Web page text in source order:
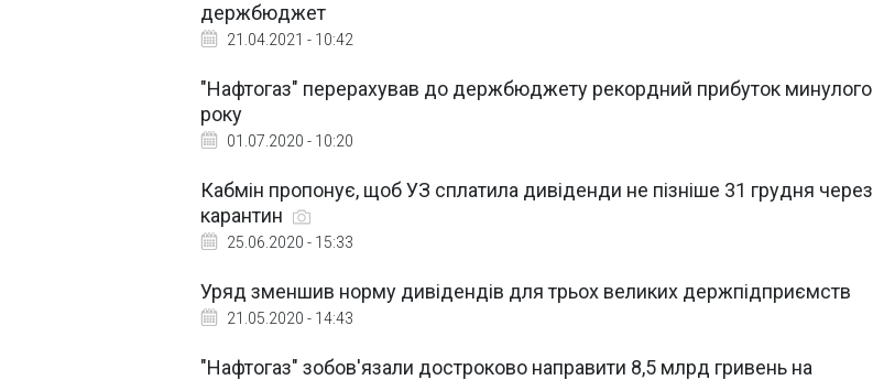
держбюджет
21.04.2021 - 10:42
"Нафтогаз" перерахував до держбюджету рекордний прибуток минулого
року
01.07.2020 - 10:20
Кабмін пропонує, щоб УЗ сплатила дивіденди не пізніше 31 грудня через
карантин
25.06.2020 - 15:33
Уряд зменшив норму дивідендів для трьох великих держпідприємств
21.05.2020 - 14:43
"Нафтогаз" зобов'язали достроково направити 8,5 млрд гривень на